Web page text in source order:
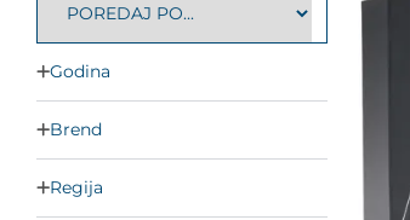
Godina
Brend
Regija